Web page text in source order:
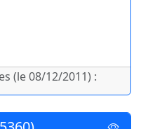
(le 08/12/2011) :